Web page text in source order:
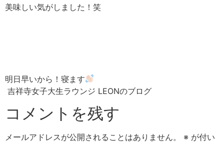
美味しい気がしました！笑
明日早いから！寝ます
吉祥寺女子大生ラウンジ LEONのブログ
コメントを残す
メールアドレスが公開されることはありません。 ※ が付い